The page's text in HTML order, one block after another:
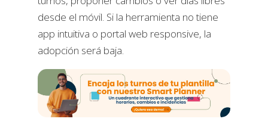
desde el móvil. Si la herramienta no tiene
app intuitiva o portal web responsive, la
adopción será baja.